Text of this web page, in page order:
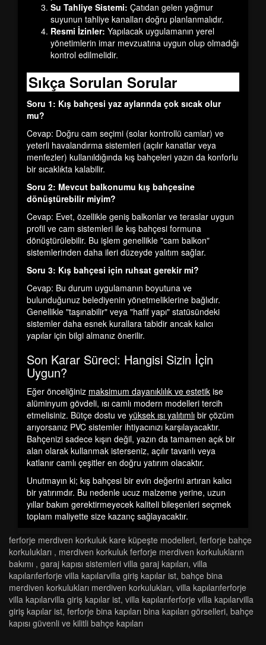
Su Tahliye Sistemi: Çatıdan gelen yağmur
suyunun tahliye kanalları doğru planlanmalıdır.
Resmi İzinler: Yapılacak uygulamanın yerel
yönetimlerin imar mevzuatına uygun olup olmadığı
kontrol edilmelidir.
Sıkça Sorulan Sorular
Soru 1: Kış bahçesi yaz aylarında çok sıcak olur
mu?
Cevap: Doğru cam seçimi (solar kontrollü camlar) ve
yeterli havalandırma sistemleri (açılır kanatlar veya
menfezler) kullanıldığında kış bahçeleri yazın da konforlu
bir sıcaklıkta kalabilir.
Soru 2: Mevcut balkonumu kış bahçesine
dönüştürebilir miyim?
Cevap: Evet, özellikle geniş balkonlar ve teraslar uygun
profil ve cam sistemleri ile kış bahçesi formuna
dönüştürülebilir. Bu işlem genellikle "cam balkon"
sistemlerinden daha ileri düzeyde yalıtım sağlar.
Soru 3: Kış bahçesi için ruhsat gerekir mi?
Cevap: Bu durum uygulamanın boyutuna ve
bulunduğunuz belediyenin yönetmeliklerine bağlıdır.
Genellikle "taşınabilir" veya "hafif yapı" statüsündeki
sistemler daha esnek kurallara tabidir ancak kalıcı
yapılar için bilgi almanız önerilir.
Son Karar Süreci: Hangisi Sizin İçin
Uygun?
Eğer önceliğiniz maksimum dayanıklılık ve estetik ise
alüminyum gövdeli, ısı camlı modern modelleri tercih
etmelisiniz. Bütçe dostu ve yüksek ısı yalıtımlı bir çözüm
arıyorsanız PVC sistemler ihtiyacınızı karşılayacaktır.
Bahçenizi sadece kışın değil, yazın da tamamen açık bir
alan olarak kullanmak isterseniz, açılır tavanlı veya
katlanır camlı çeşitler en doğru yatırım olacaktır.
Unutmayın ki; kış bahçesi bir evin değerini artıran kalıcı
bir yatırımdır. Bu nedenle ucuz malzeme yerine, uzun
yıllar bakım gerektirmeyecek kaliteli bileşenleri seçmek
toplam maliyette size kazanç sağlayacaktır.
ferforje merdiven korkuluk kare küpeşte modelleri, ferforje bahçe
korkulukları , merdiven korkuluk ferforje merdiven korkulukların
bakımı , garaj kapisi si̇stemleri̇ vi̇lla garaj kapilari, vi̇lla
kapilariferforje vi̇lla kapilarvi̇lla gi̇ri̇ş kapilar ist, bahçe bi̇na
merdi̇ven korkuluklari merdi̇ven korkuluklari, vi̇lla kapilariferforje
vi̇lla kapilarvi̇lla gi̇ri̇ş kapilar ist, vi̇lla kapilariferforje vi̇lla kapilarvi̇lla
gi̇ri̇ş kapilar ist, ferforje bi̇na kapilari bi̇na kapilari görselleri̇, bahçe
kapısı güvenli ve kilitli bahçe kapıları